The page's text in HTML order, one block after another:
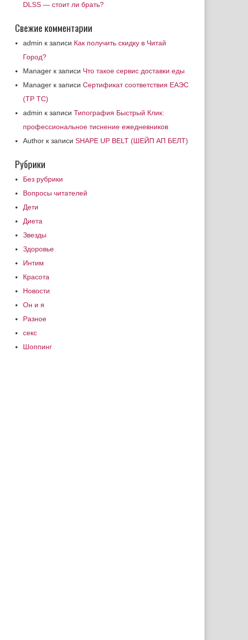
DLSS — стоит ли брать?
Свежие комментарии
admin к записи Как получить скидку в Читай
Город?
Manager к записи Что такое сервис доставки еды
Manager к записи Сертификат соответствия ЕАЭС
(ТР ТС)
admin к записи Типография Быстрый Клик:
профессиональное тиснение ежедневников
Author к записи SHAPE UP BELT (ШЕЙП АП БЕЛТ)
Рубрики
Без рубрики
Вопросы читателей
Дети
Диета
Звезды
Здоровье
Интим
Красота
Новости
Он и я
Разное
секс
Шоппинг